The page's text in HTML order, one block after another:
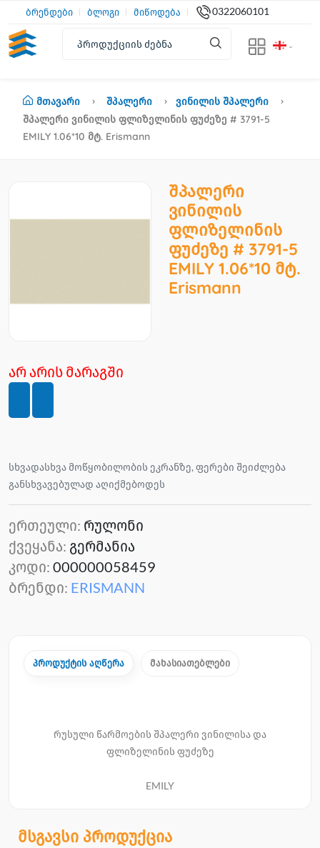
ბრენდები ბლოგი მიწოდება 0322060101
Მთავარი Შპალერი
Ვინილის Შპალერი
Შპალერი Ვინილის Ფლიზელინის Ფუძეზე # 3791-5
EMILY 1.06*10 Მტ. Erismann
შპალერი
ვინილის
ფლიზელინის
ფუძეზე # 3791-5
EMILY 1.06*10 მტ.
Erismann
არ არის მარაგში
სხვადასხვა მოწყობილობის ეკრანზე, ფერები შეიძლება
განსხვავებულად აღიქმებოდეს
ერთეული: რულონი
ქვეყანა: გერმანია
კოდი: 000000058459
ბრენდი: ERISMANN
პროდუქტის აღწერა მახასიათებლები
რუსული წარმოების შპალერი ვინილისა და
ფლიზელინის ფუძეზე
EMILY
მსგავსი პროდუქცია